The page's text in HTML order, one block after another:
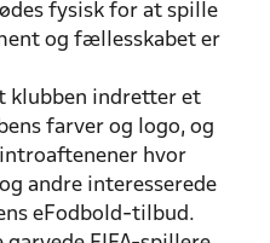
fysisk for at spille
og fællesskabet er
klubben indretter et
farver og logo, og
hvor
andre interesserede
eFodbold-tilbud.